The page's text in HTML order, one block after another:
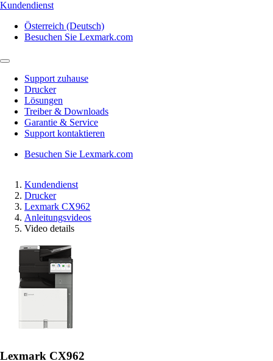
Kundendienst
Österreich (Deutsch)
Besuchen Sie Lexmark.com
Support zuhause
Drucker
Lösungen
Treiber & Downloads
Garantie & Service
Support kontaktieren
Besuchen Sie Lexmark.com
Kundendienst
Drucker
Lexmark CX962
Anleitungsvideos
Video details
Lexmark CX962